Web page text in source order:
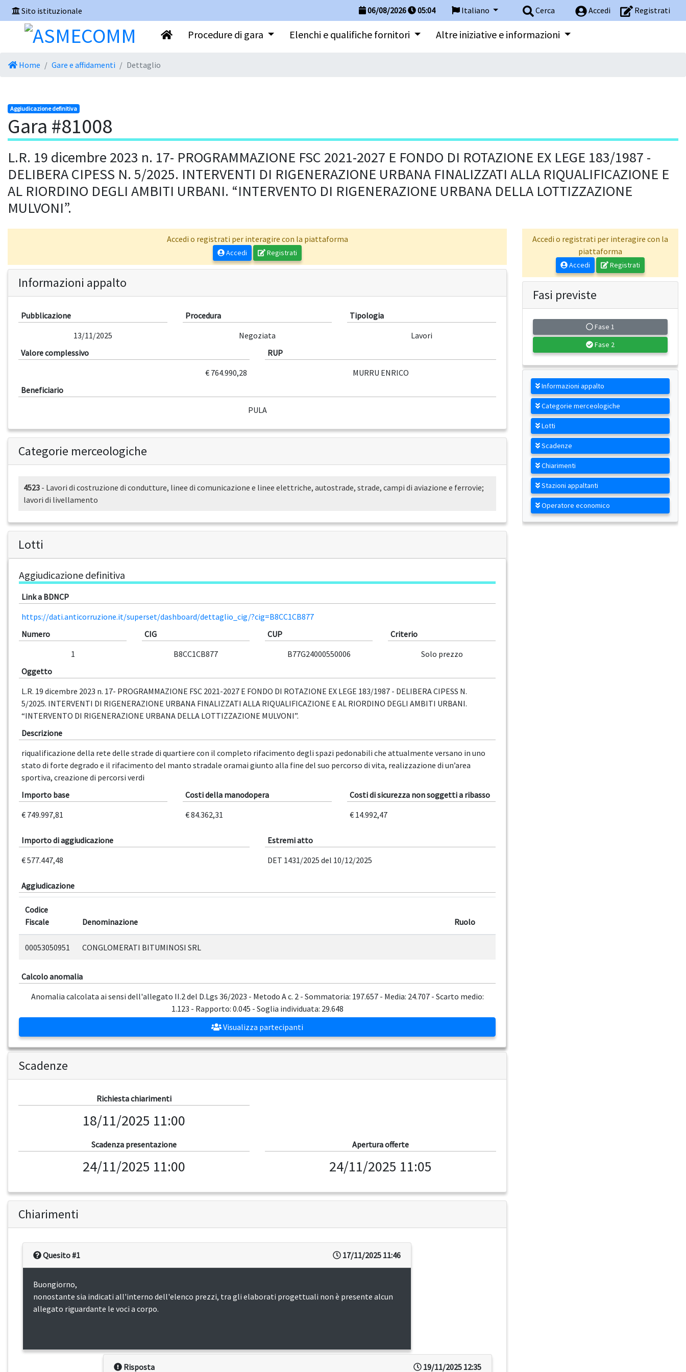
Sito istituzionale Accedi Registrati
Cerca
Italiano
06/08/2026 05:04
Procedure di gara Elenchi e qualifiche fornitori Altre iniziative e informazioni
Home Gare e affidamenti Dettaglio
Aggiudicazione definitiva
Gara #81008
L.R. 19 dicembre 2023 n. 17- PROGRAMMAZIONE FSC 2021-2027 E FONDO DI ROTAZIONE EX LEGE 183/1987 -
DELIBERA CIPESS N. 5/2025. INTERVENTI DI RIGENERAZIONE URBANA FINALIZZATI ALLA RIQUALIFICAZIONE E
AL RIORDINO DEGLI AMBITI URBANI. “INTERVENTO DI RIGENERAZIONE URBANA DELLA LOTTIZZAZIONE
MULVONI”.
Accedi o registrati per interagire con la piattaforma
Accedi Registrati
Informazioni appalto
Pubblicazione
13/11/2025
Procedura
Negoziata
Tipologia
Lavori
Valore complessivo
€ 764.990,28
RUP
MURRU ENRICO
Beneficiario
PULA
Categorie merceologiche
4523 - Lavori di costruzione di condutture, linee di comunicazione e linee elettriche, autostrade, strade, campi di aviazione e ferrovie;
lavori di livellamento
Lotti
Aggiudicazione definitiva
Link a BDNCP
https://dati.anticorruzione.it/superset/dashboard/dettaglio_cig/?cig=B8CC1CB877
Numero
1
CIG
B8CC1CB877
CUP
B77G24000550006
Criterio
Solo prezzo
Oggetto
L.R. 19 dicembre 2023 n. 17- PROGRAMMAZIONE FSC 2021-2027 E FONDO DI ROTAZIONE EX LEGE 183/1987 - DELIBERA CIPESS N.
5/2025. INTERVENTI DI RIGENERAZIONE URBANA FINALIZZATI ALLA RIQUALIFICAZIONE E AL RIORDINO DEGLI AMBITI URBANI.
“INTERVENTO DI RIGENERAZIONE URBANA DELLA LOTTIZZAZIONE MULVONI”.
Descrizione
riqualificazione della rete delle strade di quartiere con il completo rifacimento degli spazi pedonabili che attualmente versano in uno
stato di forte degrado e il rifacimento del manto stradale oramai giunto alla fine del suo percorso di vita, realizzazione di un’area
sportiva, creazione di percorsi verdi
Importo base
€ 749.997,81
Costi della manodopera
€ 84.362,31
Costi di sicurezza non soggetti a ribasso
€ 14.992,47
Importo di aggiudicazione
€ 577.447,48
Estremi atto
DET 1431/2025 del 10/12/2025
Aggiudicazione
Codice
Fiscale
Denominazione Ruolo
00053050951 CONGLOMERATI BITUMINOSI SRL
Calcolo anomalia
Anomalia calcolata ai sensi dell'allegato II.2 del D.Lgs 36/2023 - Metodo A c. 2 - Sommatoria: 197.657 - Media: 24.707 - Scarto medio:
1.123 - Rapporto: 0.045 - Soglia individuata: 29.648
Visualizza partecipanti
Scadenze
Richiesta chiarimenti
18/11/2025 11:00
Scadenza presentazione
24/11/2025 11:00
Apertura offerte
24/11/2025 11:05
Chiarimenti
17/11/2025 11:46
Quesito #1
Buongiorno,
nonostante sia indicati all'interno dell'elenco prezzi, tra gli elaborati progettuali non è presente alcun
allegato riguardante le voci a corpo.
19/11/2025 12:35
Risposta
Accedi o registrati per interagire con la
piattaforma
Accedi Registrati
Fasi previste
Fase 1
Fase 2
Informazioni appalto
Categorie merceologiche
Lotti
Scadenze
Chiarimenti
Stazioni appaltanti
Operatore economico